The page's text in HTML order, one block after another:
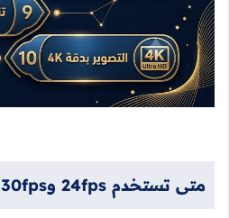
متى تستخدم و30fps